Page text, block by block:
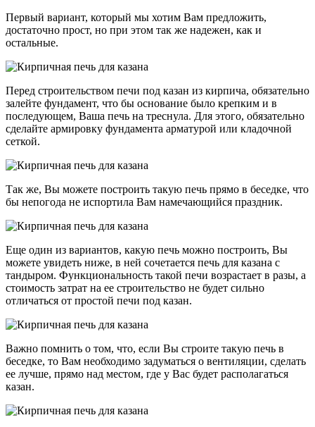
Первый вариант, который мы хотим Вам предложить,
достаточно прост, но при этом так же надежен, как и
остальные.
Перед строительством печи под казан из кирпича, обязательно
залейте фундамент, что бы основание было крепким и в
последующем, Ваша печь на треснула. Для этого, обязательно
сделайте армировку фундамента арматурой или кладочной
сеткой.
Так же, Вы можете построить такую печь прямо в беседке, что
бы непогода не испортила Вам намечающийся праздник.
Еще один из вариантов, какую печь можно построить, Вы
можете увидеть ниже, в ней сочетается печь для казана с
тандыром. Функциональность такой печи возрастает в разы, а
стоимость затрат на ее строительство не будет сильно
отличаться от простой печи под казан.
Важно помнить о том, что, если Вы строите такую печь в
беседке, то Вам необходимо задуматься о вентиляции, сделать
ее лучше, прямо над местом, где у Вас будет располагаться
казан.